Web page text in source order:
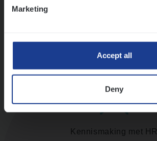
Marketing
Accept all
Deny
Ons sollicitatieproces
Kennismaking met HR